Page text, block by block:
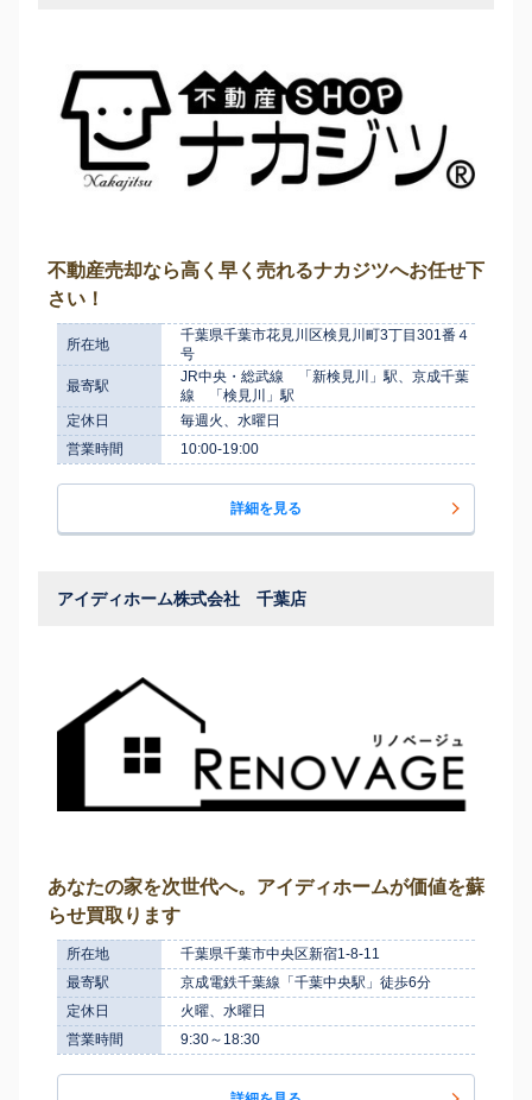
不動産売却なら高く早く売れるナカジツへお任せ下
さい！
所在地
千葉県千葉市花見川区検見川町3丁目301番４
号
最寄駅
JR中央・総武線 「新検見川」駅、京成千葉
線 「検見川」駅
定休日
毎週火、水曜日
営業時間
10:00-19:00
詳細を見る
アイディホーム株式会社 千葉店
あなたの家を次世代へ。アイディホームが価値を蘇
らせ買取ります
所在地
千葉県千葉市中央区新宿1-8-11
最寄駅
京成電鉄千葉線「千葉中央駅」徒歩6分
定休日
火曜、水曜日
営業時間
9:30～18:30